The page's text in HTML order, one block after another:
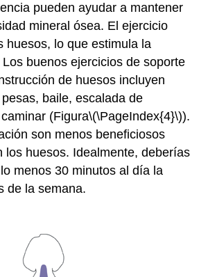
pueden ayudar a mantener
mineral ósea. El ejercicio
huesos, lo que estimula la
buenos ejercicios de soporte
de huesos incluyen
baile, escalada de
(Figura\(\PageIndex{4}\)).
son menos beneficiosos
los huesos. Idealmente, deberías
menos 30 minutos al día la
de la semana.